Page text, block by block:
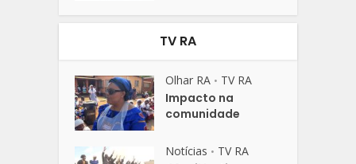
TV RA
Olhar RA • TV RA
Impacto na
comunidade
Notícias • TV RA